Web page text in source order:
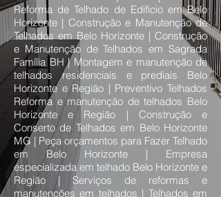
Reforma de Telhado de Edifício em Belo
Horizonte | Construção e Manutenção de
Telhados em Belo Horizonte | Construção
e Manutenção de Telhados em Sagrada
Família BH | Montagem e manutenção de
telhados residenciais e prediais Belo
Horizonte e Região | Preventivo Telhados
Reforma e manutenção de telhados Belo
Horizonte e Região | Construção e
Conserto de Telhados em Belo Horizonte
MG | Peça orçamentos para Fazer Telhado
em Belo Horizonte | Empresa
especializada em telhado Belo Horizonte e
Região | Serviços de reformas e
manutenções em telhados | Telhados em